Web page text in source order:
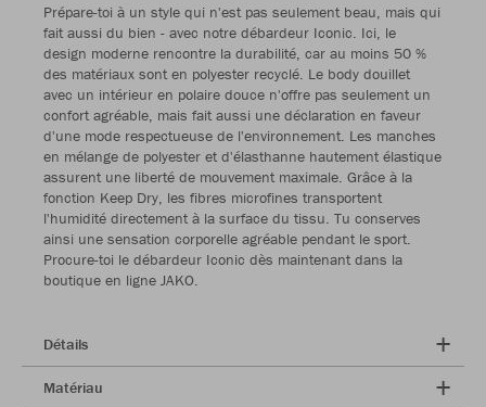
Prépare-toi à un style qui n'est pas seulement beau, mais qui
fait aussi du bien - avec notre débardeur Iconic. Ici, le
design moderne rencontre la durabilité, car au moins 50 %
des matériaux sont en polyester recyclé. Le body douillet
avec un intérieur en polaire douce n'offre pas seulement un
confort agréable, mais fait aussi une déclaration en faveur
d'une mode respectueuse de l'environnement. Les manches
en mélange de polyester et d'élasthanne hautement élastique
assurent une liberté de mouvement maximale. Grâce à la
fonction Keep Dry, les fibres microfines transportent
l'humidité directement à la surface du tissu. Tu conserves
ainsi une sensation corporelle agréable pendant le sport.
Procure-toi le débardeur Iconic dès maintenant dans la
boutique en ligne JAKO.
Détails
Matériau